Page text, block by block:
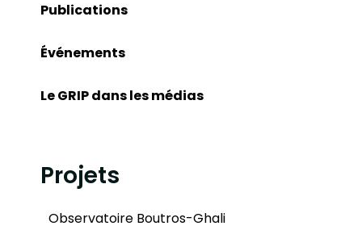
Publications
Événements
Le GRIP dans les médias
Projets
Observatoire Boutros-Ghali